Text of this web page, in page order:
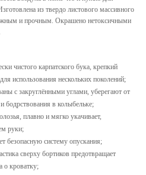
из твердо листового массивного
и прочным. Окрашено нетоксичными
чистого карпатского бука, крепкий
использования нескольких поколений;
с закруглёнными углами, уберегают от
бодрствования в колыбельке;
плавно и мягко укачивает,
руки;
безопасную систему опускания;
сверху бортиков предотвращает
о кроватку;